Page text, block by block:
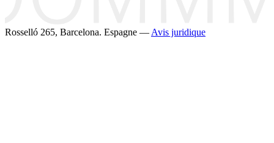
Rosselló 265, Barcelona. Espagne — Avis juridique